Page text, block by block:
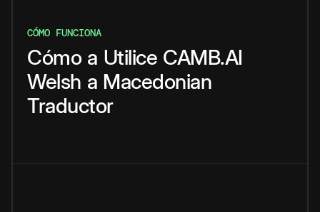
CÓMO FUNCIONA
Cómo a Utilice CAMB.AI
Welsh a Macedonian
Traductor